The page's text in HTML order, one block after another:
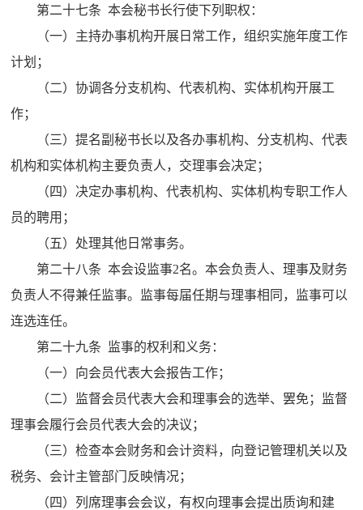
第二十七条 本会秘书长行使下列职权：
（一）主持办事机构开展日常工作，组织实施年度工作
计划；
（二）协调各分支机构、代表机构、实体机构开展工
作；
（三）提名副秘书长以及各办事机构、分支机构、代表
机构和实体机构主要负责人，交理事会决定；
（四）决定办事机构、代表机构、实体机构专职工作人
员的聘用；
（五）处理其他日常事务。
第二十八条 本会设监事2名。本会负责人、理事及财务
负责人不得兼任监事。监事每届任期与理事相同，监事可以
连选连任。
第二十九条 监事的权利和义务：
（一）向会员代表大会报告工作；
（二）监督会员代表大会和理事会的选举、罢免；监督
理事会履行会员代表大会的决议；
（三）检查本会财务和会计资料，向登记管理机关以及
税务、会计主管部门反映情况；
（四）列席理事会会议，有权向理事会提出质询和建